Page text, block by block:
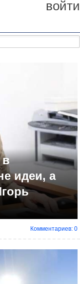
войти
в
идеи, а
Комментариев: 0